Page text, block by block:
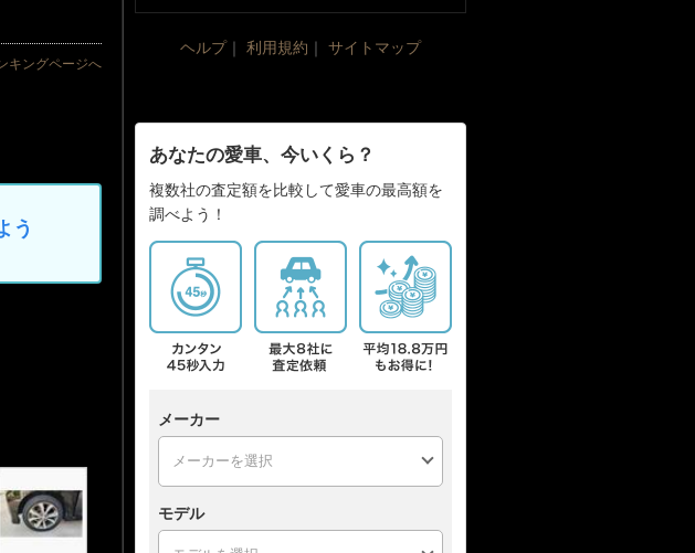
キングページへ
う
ヘルプ｜ 利用規約 ｜ サイトマップ
あなたの愛車、今いくら？
複数社の査定額を比較して愛車の最高額を
調べよう！
メーカー
モデル